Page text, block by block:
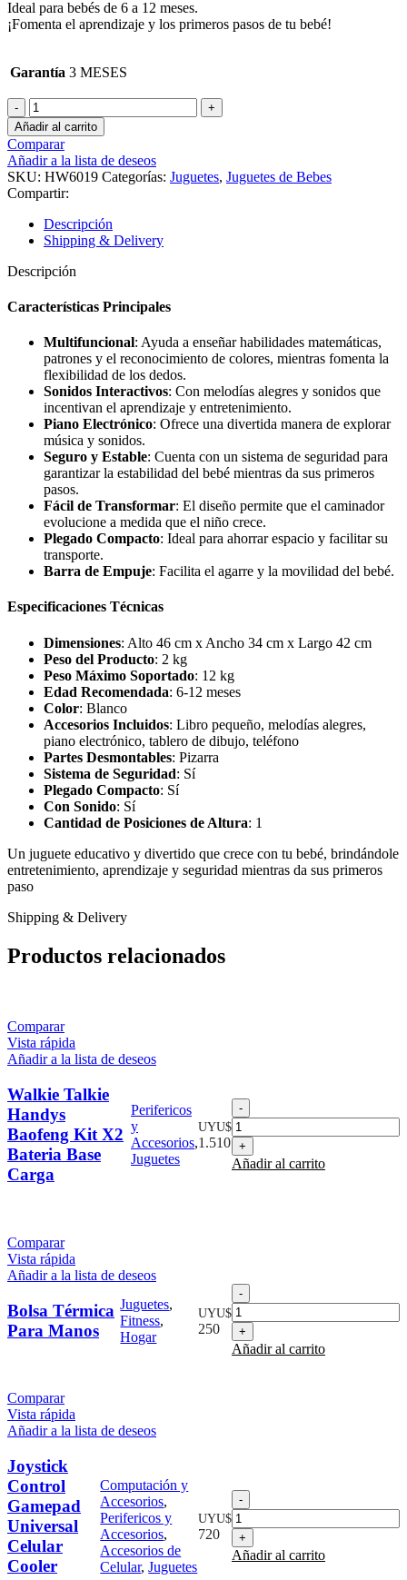
Ideal para bebés de 6 a 12 meses.
¡Fomenta el aprendizaje y los primeros pasos de tu bebé!
Garantía 3 MESES
Andador
de
Bebé
Musical
cantidad
Añadir al carrito
Comparar
Añadir a la lista de deseos
SKU: HW6019 Categorías: Juguetes, Juguetes de Bebes
Compartir:
Descripción
Shipping & Delivery
Descripción
Características Principales
Multifuncional: Ayuda a enseñar habilidades matemáticas,
patrones y el reconocimiento de colores, mientras fomenta la
flexibilidad de los dedos.
Sonidos Interactivos: Con melodías alegres y sonidos que
incentivan el aprendizaje y entretenimiento.
Piano Electrónico: Ofrece una divertida manera de explorar
música y sonidos.
Seguro y Estable: Cuenta con un sistema de seguridad para
garantizar la estabilidad del bebé mientras da sus primeros
pasos.
Fácil de Transformar: El diseño permite que el caminador
evolucione a medida que el niño crece.
Plegado Compacto: Ideal para ahorrar espacio y facilitar su
transporte.
Barra de Empuje: Facilita el agarre y la movilidad del bebé.
Especificaciones Técnicas
Dimensiones: Alto 46 cm x Ancho 34 cm x Largo 42 cm
Peso del Producto: 2 kg
Peso Máximo Soportado: 12 kg
Edad Recomendada: 6-12 meses
Color: Blanco
Accesorios Incluidos: Libro pequeño, melodías alegres,
piano electrónico, tablero de dibujo, teléfono
Partes Desmontables: Pizarra
Sistema de Seguridad: Sí
Plegado Compacto: Sí
Con Sonido: Sí
Cantidad de Posiciones de Altura: 1
Un juguete educativo y divertido que crece con tu bebé, brindándole
entretenimiento, aprendizaje y seguridad mientras da sus primeros
paso
Shipping & Delivery
Productos relacionados
Comparar
Vista rápida
Añadir a la lista de deseos
Walkie Talkie
Handys
Baofeng Kit X2
Bateria Base
Carga
Perifericos
y
Accesorios,
Juguetes
UYU$
1.510
Walkie
Talkie
Handys
Baofeng
Kit
Añadir al carrito
Comparar
Vista rápida
Añadir a la lista de deseos
Bolsa Térmica
Para Manos
Juguetes,
Fitness,
Hogar
UYU$
250
Bolsa
Térmica
Para
Manos
cantidad
Añadir al carrito
Comparar
Vista rápida
Añadir a la lista de deseos
Joystick
Control
Gamepad
Universal
Celular
Cooler
Computación y
Accesorios,
Perifericos y
Accesorios,
Accesorios de
Celular,Juguetes
UYU$
720
Joystick
Control
Gamepad
Universal
Celular
Añadir al carrito